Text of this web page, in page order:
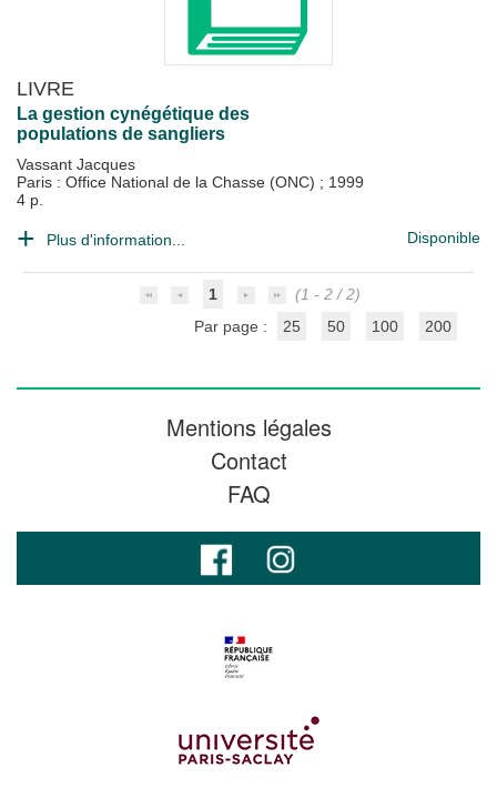
LIVRE
La gestion cynégétique des
populations de sangliers
Vassant Jacques
Paris : Office National de la Chasse (ONC) ; 1999
4 p.
Plus d'information... Disponible
1
(1 - 2 / 2)
Par page :
25 50 100 200
Mentions légales
Contact
FAQ